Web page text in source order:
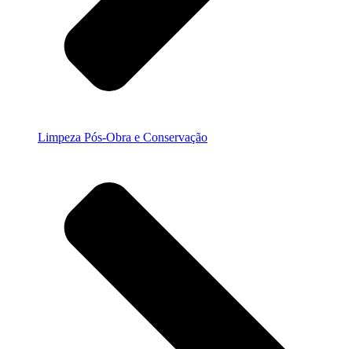
Limpeza Pós-Obra e Conservação